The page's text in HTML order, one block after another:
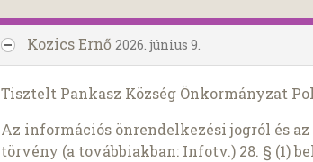
Kozics Ernő 2026. június 9.
Tisztelt Pankasz Község Önkormányzat
Az információs önrendelkezési jogról és
törvény (a továbbiakban: Infotv.) 28. § (1)